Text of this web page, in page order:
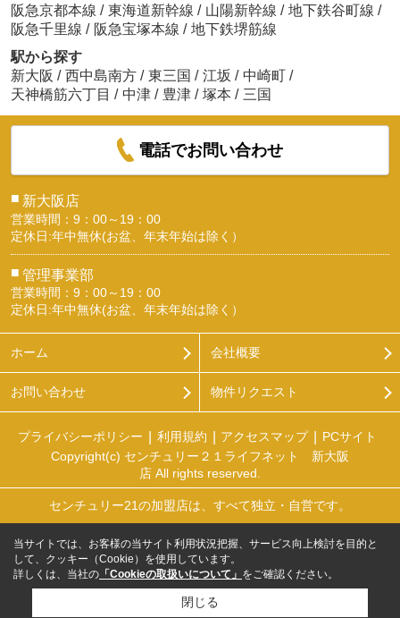
阪急京都本線 / 東海道新幹線 / 山陽新幹線 / 地下鉄谷町線 /
阪急千里線 / 阪急宝塚本線 / 地下鉄堺筋線
駅から探す
新大阪 / 西中島南方 / 東三国 / 江坂 / 中崎町 /
天神橋筋六丁目 / 中津 / 豊津 / 塚本 / 三国
電話でお問い合わせ
■ 新大阪店
営業時間：9：00～19：00
定休日:年中無休(お盆、年末年始は除く）
■ 管理事業部
営業時間：9：00～19：00
定休日:年中無休(お盆、年末年始は除く）
ホーム 会社概要
お問い合わせ 物件リクエスト
プライバシーポリシー 利用規約 アクセスマップ
PCサイト
Copyright(c) センチュリー２１ライフネット 新大阪
店 All rights reserved.
センチュリー21の加盟店は、すべて独立・自営です。
当サイトでは、お客様の当サイト利用状況把握、サービス向上検討を目的と
して、クッキー（Cookie）を使用しています。
詳しくは、当社の 「Cookieの取扱いについて」 をご確認ください。
閉じる